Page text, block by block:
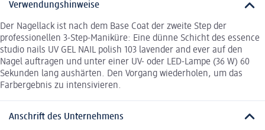
Verwendungshinweise
Der Nagellack ist nach dem Base Coat der zweite Step der
professionellen 3-Step-Maniküre: Eine dünne Schicht des essence
studio nails UV GEL NAIL polish 103 lavender and ever auf den
Nagel auftragen und unter einer UV- oder LED-Lampe (36 W) 60
Sekunden lang aushärten. Den Vorgang wiederholen, um das
Farbergebnis zu intensivieren.
Anschrift des Unternehmens